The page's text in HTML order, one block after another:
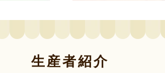
生産者紹介
『農房 丸蔦食品』
予約注文：新潟産 アールスメロ
『情熱野菜の太田農園』